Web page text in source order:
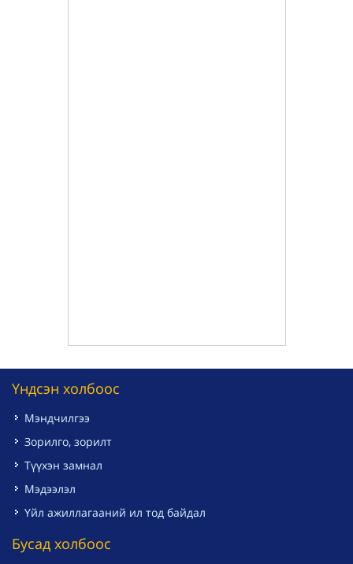
Үндсэн холбоос
Мэндчилгээ
Зорилго, зорилт
Түүхэн замнал
Мэдээлэл
Үйл ажиллагааний ил тод байдал
Бусад холбоос